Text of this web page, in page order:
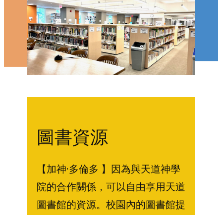
圖書資源
【加神·多倫多 】因為與天道神學
院的合作關係，可以自由享用天道
圖書館的資源。校園內的圖書館提